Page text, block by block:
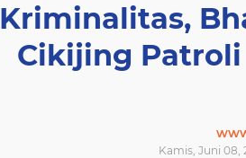
Kriminalitas,
Cikijing Patroli
Kamis, Juni 08,